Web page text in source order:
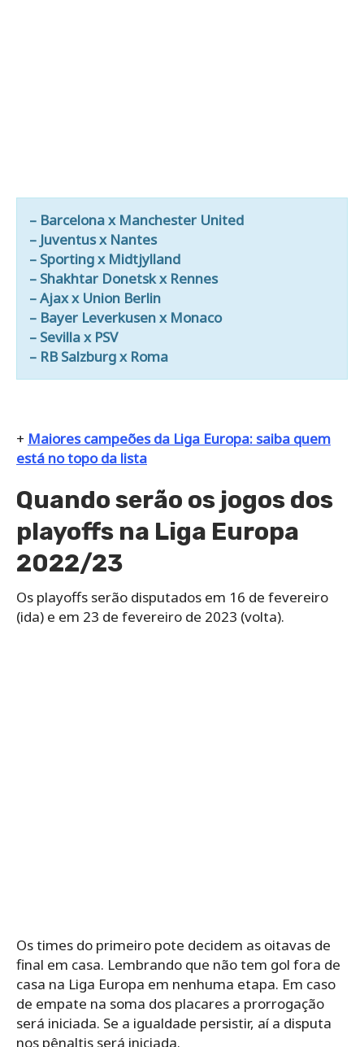
– Barcelona x Manchester United
– Juventus x Nantes
– Sporting x Midtjylland
– Shakhtar Donetsk x Rennes
– Ajax x Union Berlin
– Bayer Leverkusen x Monaco
– Sevilla x PSV
– RB Salzburg x Roma
+ Maiores campeões da Liga Europa: saiba quem
está no topo da lista
Quando serão os jogos dos
playoffs na Liga Europa
2022/23
Os playoffs serão disputados em 16 de fevereiro
(ida) e em 23 de fevereiro de 2023 (volta).
Os times do primeiro pote decidem as oitavas de
final em casa. Lembrando que não tem gol fora de
casa na Liga Europa em nenhuma etapa. Em caso
de empate na soma dos placares a prorrogação
será iniciada. Se a igualdade persistir, aí a disputa
nos pênaltis será iniciada.